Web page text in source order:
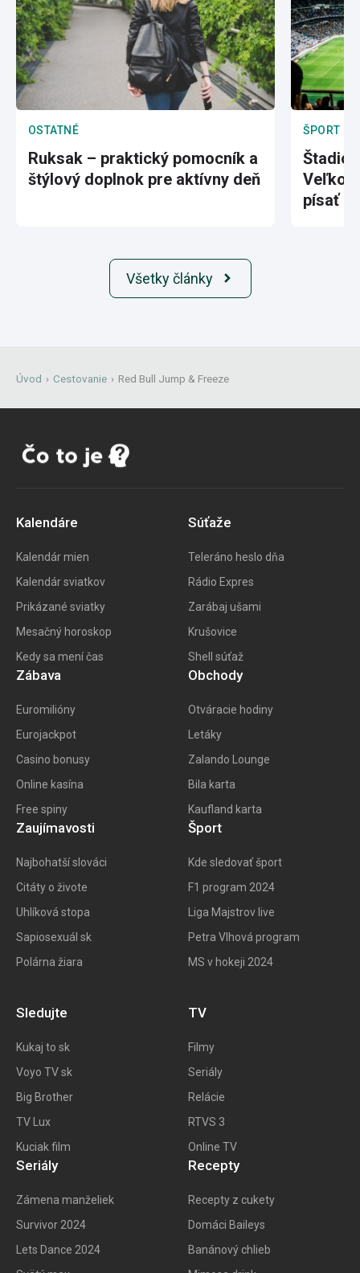
OSTATNÉ
Ruksak – praktický pomocník a
štýlový doplnok pre aktívny deň
ŠPORT
písať
Všetky články
Úvod › Cestovanie › Red Bull Jump & Freeze
Kalendáre
Kalendár mien
Kalendár sviatkov
Prikázané sviatky
Mesačný horoskop
Kedy sa mení čas
Súťaže
Teleráno heslo dňa
Rádio Expres
Zarábaj ušami
Krušovice
Shell súťaž
Zábava
Euromilióny
Eurojackpot
Casino bonusy
Online kasína
Free spiny
Obchody
Otváracie hodiny
Letáky
Zalando Lounge
Bila karta
Kaufland karta
Zaujímavosti
Najbohatší slováci
Citáty o živote
Uhlíková stopa
Sapiosexuál sk
Polárna žiara
Šport
Kde sledovať šport
F1 program 2024
Liga Majstrov live
Petra Vlhová program
MS v hokeji 2024
Sledujte
Kukaj to sk
Voyo TV sk
Big Brother
TV Lux
Kuciak film
TV
Filmy
Seriály
Relácie
RTVS 3
Online TV
Seriály
Zámena manželiek
Survivor 2024
Lets Dance 2024
Recepty
Recepty z cukety
Domáci Baileys
Banánový chlieb